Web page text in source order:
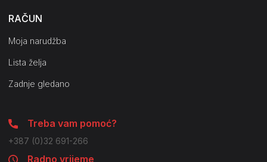
RAČUN
Moja narudžba
Lista želja
Zadnje gledano
Treba vam pomoć?
+387 (0)32 691-266
Radno vrijeme